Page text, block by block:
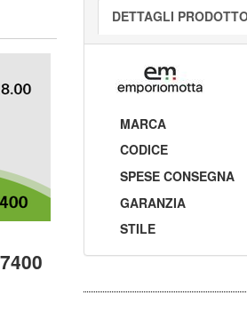
DETTAGLI
MARCA
CODICE
SPESE CONSEGNA
GARANZIA
STILE